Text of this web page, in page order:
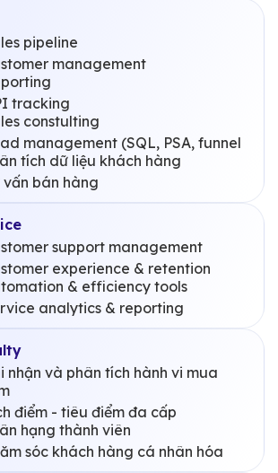
pipeline
management
tracking
constulting
management (SQL, PSA, funnel
tích dữ liệu khách hàng
vấn bán hàng
support management
experience & retention
& efficiency tools
analytics & reporting
nhận và phân tích hành vi mua
điểm - tiêu điểm đa cấp
hạng thành viên
sóc khách hàng cá nhân hóa